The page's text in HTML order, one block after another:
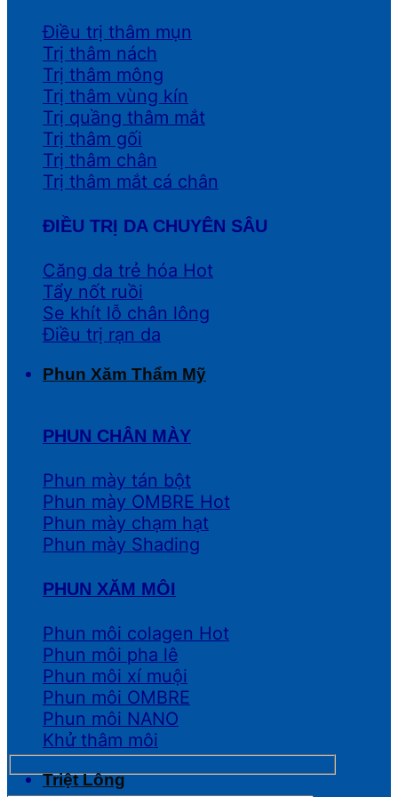
Điều trị thâm mụn
Trị thâm nách
Trị thâm mông
Trị thâm vùng kín
Trị quầng thâm mắt
Trị thâm gối
Trị thâm chân
Trị thâm mắt cá chân
ĐIỀU TRỊ DA CHUYÊN SÂU
Căng da trẻ hóa
Tẩy nốt ruồi
Se khít lỗ chân lông
Điều trị rạn da
Phun Xăm Thẩm Mỹ
PHUN CHÂN MÀY
Phun mày tán bột
Phun mày OMBRE
Phun mày chạm hạt
Phun mày Shading
PHUN XĂM MÔI
Phun môi colagen
Phun môi pha lê
Phun môi xí muội
Phun môi OMBRE
Phun môi NANO
Khử thâm môi
Triệt Lông